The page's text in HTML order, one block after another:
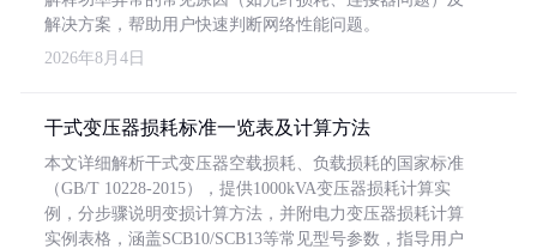
解决方案，帮助用户快速判断网络性能问题。
2026年8月4日
干式变压器损耗标准一览表及计算方法
本文详细解析干式变压器空载损耗、负载损耗的国家标准
（GB/T 10228-2015），提供1000kVA变压器损耗计算实
例，分步骤说明变损计算方法，并附电力变压器损耗计算
实例表格，涵盖SCB10/SCB13等常见型号参数，指导用户